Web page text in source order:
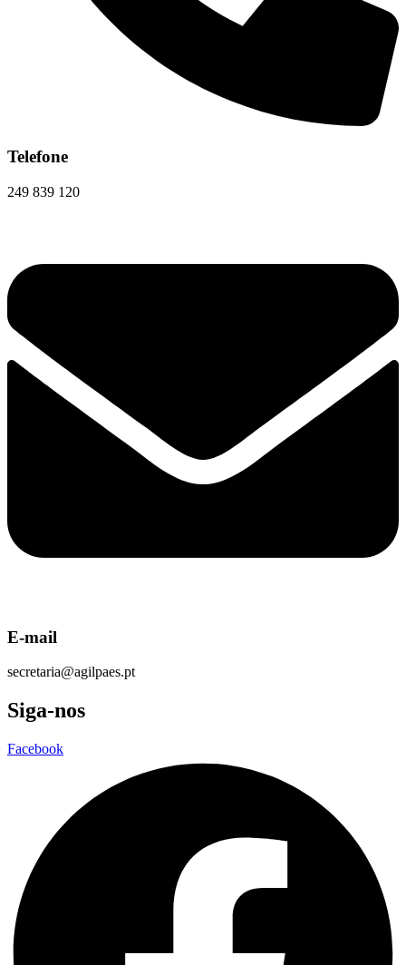
Telefone
249 839 120
E-mail
secretaria@agilpaes.pt
Siga-nos
Facebook